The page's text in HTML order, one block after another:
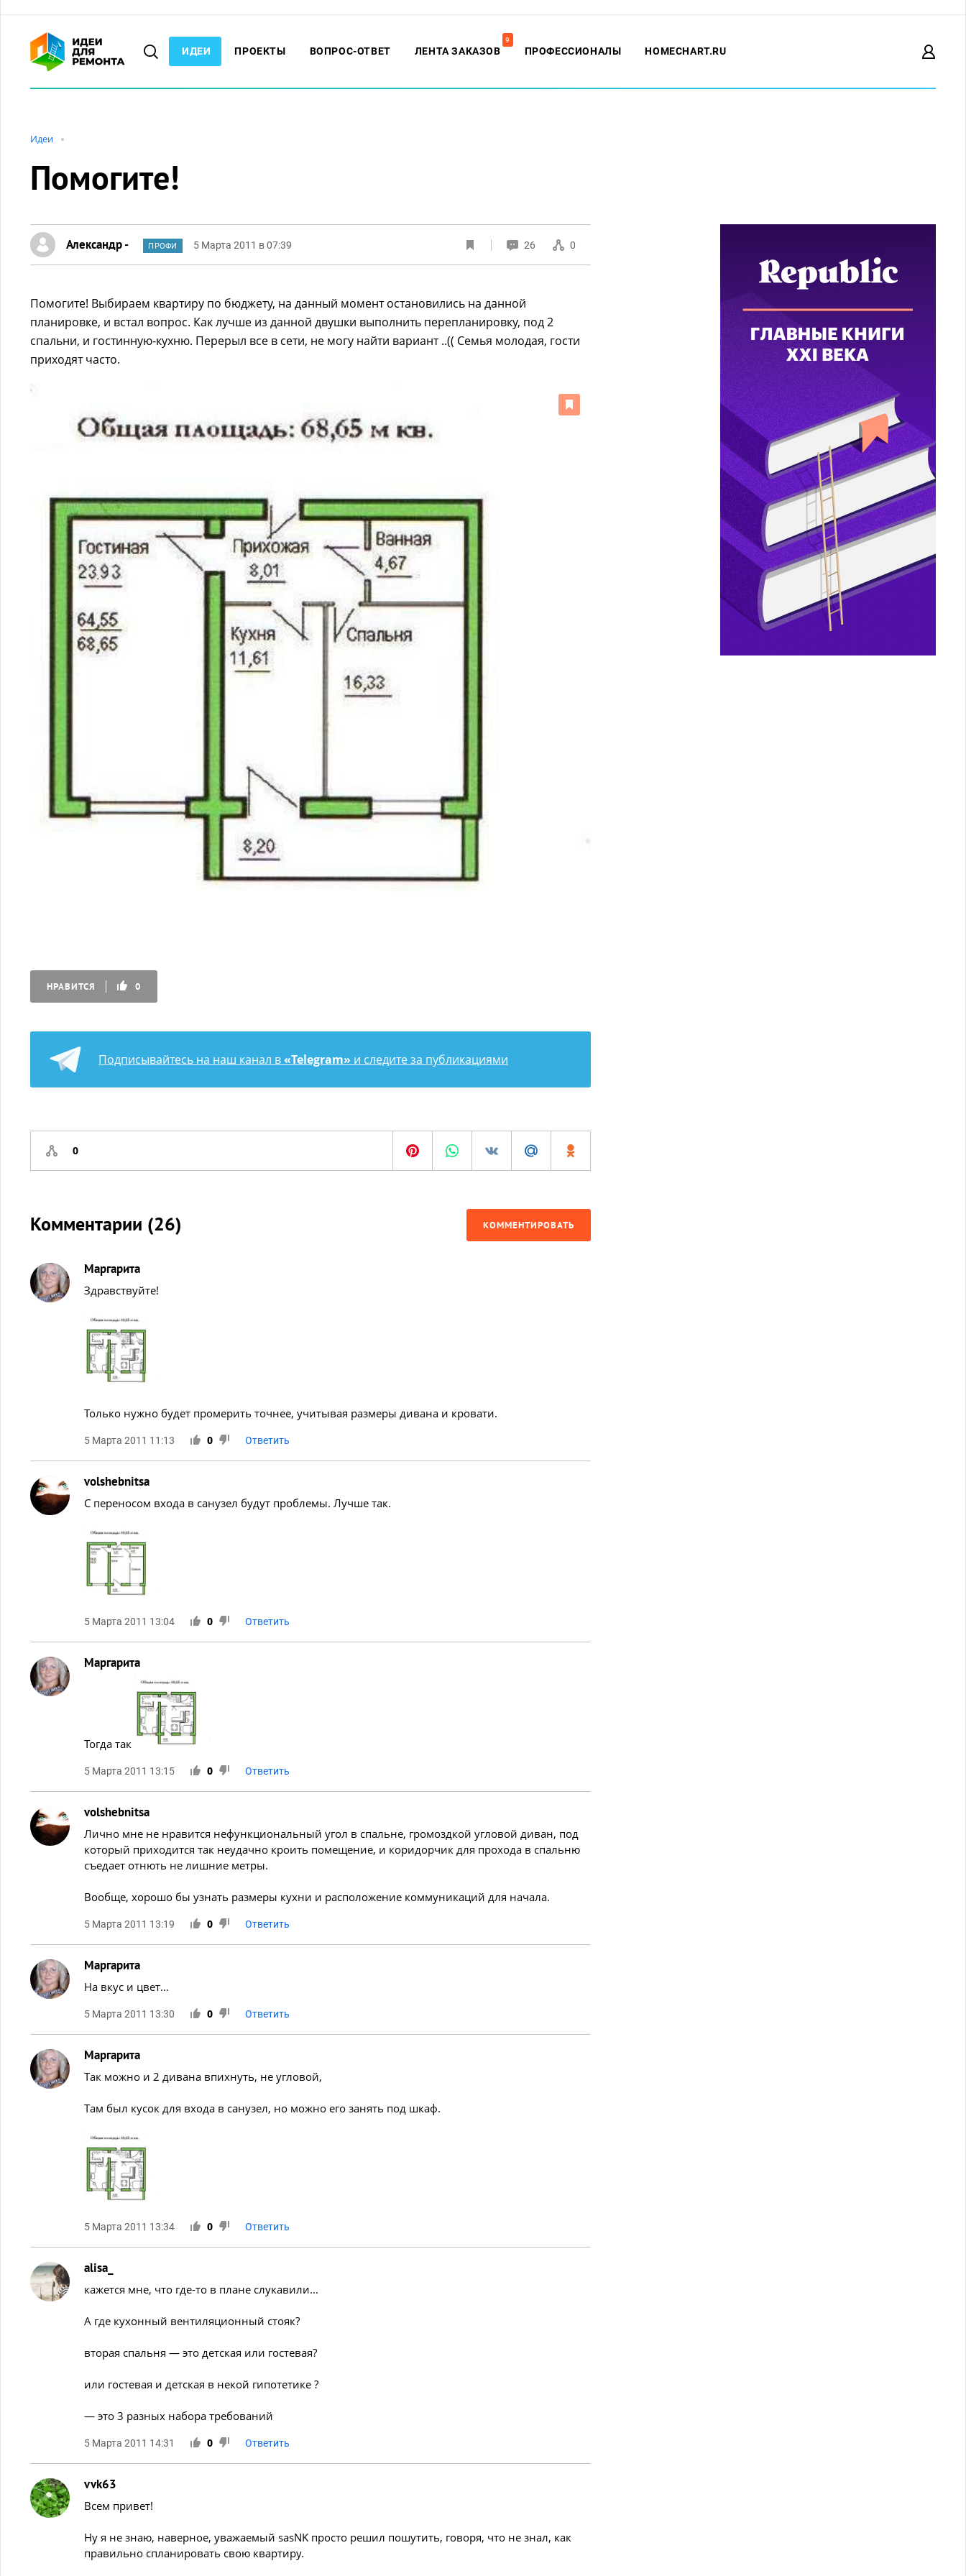
ИДЕИ ПРОЕКТЫ ВОПРОС-ОТВЕТ ЛЕНТА ЗАКАЗОВ
9
ПРОФЕССИОНАЛЫ HOMECHART.RU
Идеи
Помогите!
Александр - ПРОФИ 5 Марта 2011 в 07:39 26 0
Помогите! Выбираем квартиру по бюджету, на данный момент остановились на данной
планировке, и встал вопрос. Как лучше из данной двушки выполнить перепланировку, под 2
спальни, и гостинную-кухню. Перерыл все в сети, не могу найти вариант ..(( Семья молодая, гости
приходят часто.
НРАВИТСЯ 0
Подписывайтесь на наш канал в«Telegram» и следите за публикациями
0
Комментарии (26) КОММЕНТИРОВАТЬ
Маргарита
Здравствуйте!
Только нужно будет промерить точнее, учитывая размеры дивана и кровати.
5 Марта 2011 11:13 0 Ответить
volshebnitsa
С переносом входа в санузел будут проблемы. Лучше так.
5 Марта 2011 13:04 0 Ответить
Маргарита
Тогда так
5 Марта 2011 13:15 0 Ответить
volshebnitsa
Лично мне не нравится нефункциональный угол в спальне, громоздкой угловой диван, под
который приходится так неудачно кроить помещение, и коридорчик для прохода в спальню
съедает отнють не лишние метры.
Вообще, хорошо бы узнать размеры кухни и расположение коммуникаций для начала.
5 Марта 2011 13:19 0 Ответить
Маргарита
На вкус и цвет…
5 Марта 2011 13:30 0 Ответить
Маргарита
Так можно и 2 дивана впихнуть, не угловой,
Там был кусок для входа в санузел, но можно его занять под шкаф.
5 Марта 2011 13:34 0 Ответить
alisa_
кажется мне, что где-то в плане слукавили...
А где кухонный вентиляционный стояк?
вторая спальня — это детская или гостевая?
или гостевая и детская в некой гипотетике ?
— это 3 разных набора требований
5 Марта 2011 14:31 0 Ответить
vvk63
Всем привет!
Ну я не знаю, наверное, уважаемый sasNK просто решил пошутить, говоря, что не знал, как
правильно спланировать свою квартиру.